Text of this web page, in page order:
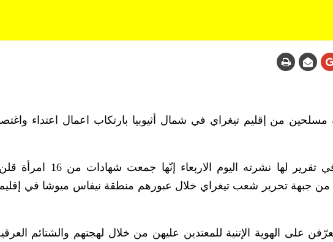
مسلحين من إقليم تيغراي في شمال أثيوبيا بارتكاب اعمال اعتداء
وقالت المنظّمة الحقوقية في تقرير لها
على الهوية الإتنية للمعتدين عليهن من خلال لهجتهم والشتائم